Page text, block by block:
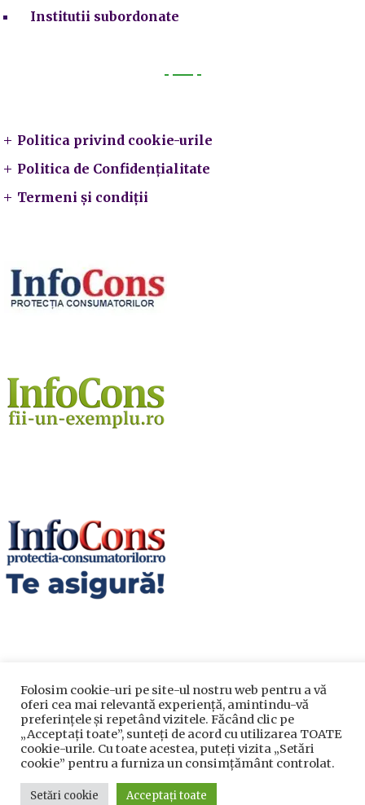
Institutii subordonate
Politica privind cookie-urile
Politica de Confidențialitate
Termeni și condiții
Utile
Utile
Telefoane utile
Folosim cookie-uri pe site-ul nostru web pentru a vă
oferi cea mai relevantă experiență, amintindu-vă
preferințele și repetând vizitele. Făcând clic pe
„Acceptați toate”, sunteți de acord cu utilizarea TOATE
cookie-urile. Cu toate acestea, puteți vizita „Setări
cookie” pentru a furniza un consimțământ controlat.
Setări cookie Acceptați toate